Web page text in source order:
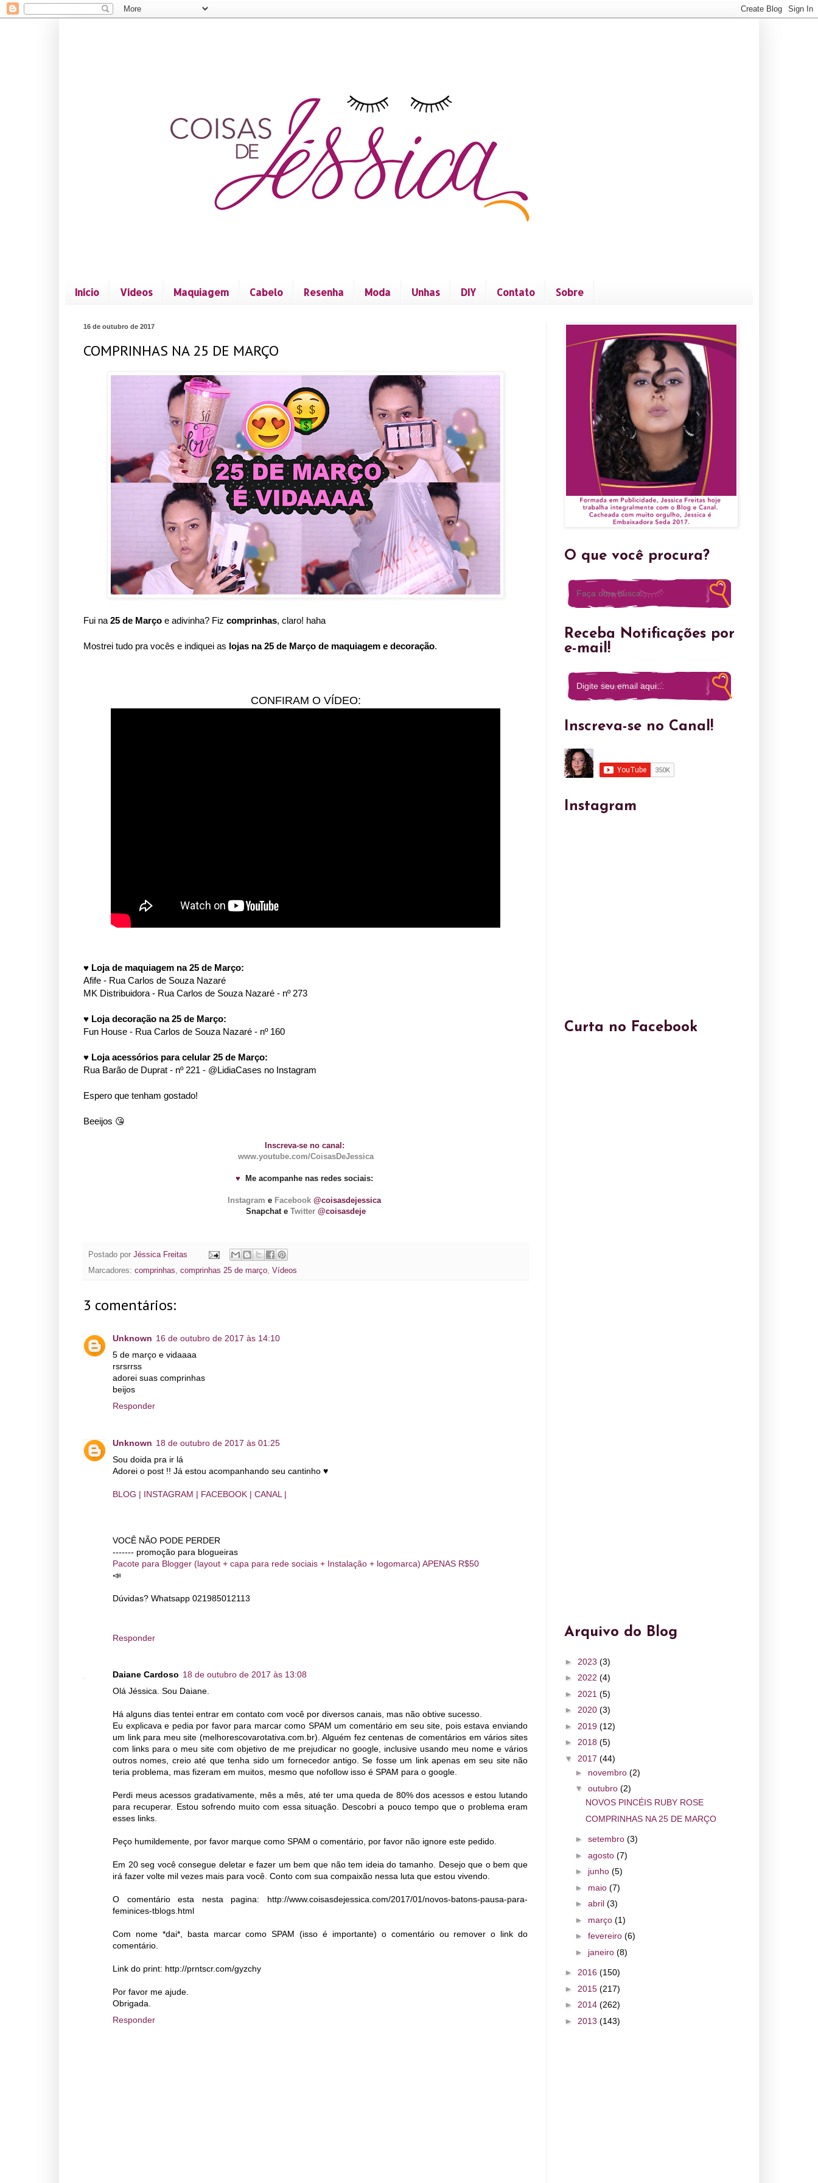
Início Vídeos Maquiagem Cabelo Resenha Moda Unhas DIY Contato Sobre
16 de outubro de 2017
COMPRINHAS NA 25 DE MARÇO
Fui na 25 de Março e adivinha? Fiz comprinhas, claro! haha
Mostrei tudo pra vocês e indiquei as lojas na 25 de Março de maquiagem e decoração.
CONFIRAM O VÍDEO:
♥ Loja de maquiagem na 25 de Março:
Afife - Rua Carlos de Souza Nazaré
MK Distribuidora - Rua Carlos de Souza Nazaré - nº 273
♥ Loja decoração na 25 de Março:
Fun House - Rua Carlos de Souza Nazaré - nº 160
♥ Loja acessórios para celular 25 de Março:
Rua Barão de Duprat - nº 221 - @LidiaCases no Instagram
Espero que tenham gostado!
Beeijos 😘
Inscreva-se no canal:
www.youtube.com/CoisasDeJessica
♥ Me acompanhe nas redes sociais:
Instagram e Facebook @coisasdejessica
Snapchat e Twitter @coisasdeje
Postado por Jéssica Freitas
Marcadores: comprinhas, comprinhas 25 de março, Vídeos
3 comentários:
Unknown 16 de outubro de 2017 às 14:10
5 de março e vidaaaa
rsrsrrss
adorei suas comprinhas
beijos
Responder
Unknown 18 de outubro de 2017 às 01:25
Sou doida pra ir lá
Adorei o post !! Já estou acompanhando seu cantinho ♥️
BLOG | INSTAGRAM | FACEBOOK | CANAL |
VOCÊ NÃO PODE PERDER
------- promoção para blogueiras
Pacote para Blogger (layout + capa para rede sociais + Instalação + logomarca) APENAS R$50
📣
Dúvidas? Whatsapp 021985012113
Responder
Daiane Cardoso 18 de outubro de 2017 às 13:08
Olá Jéssica. Sou Daiane.
Há alguns dias tentei entrar em contato com você por diversos canais, mas não obtive sucesso.
Eu explicava e pedia por favor para marcar como SPAM um comentário em seu site, pois estava enviando
um link para meu site (melhorescovarotativa.com.br). Alguém fez centenas de comentários em vários sites
com links para o meu site com objetivo de me prejudicar no google, inclusive usando meu nome e vários
outros nomes, creio até que tenha sido um fornecedor antigo. Se fosse um link apenas em seu site não
teria problema, mas fizeram em muitos, mesmo que nofollow isso é SPAM para o google.
Perdi meus acessos gradativamente, mês a mês, até ter uma queda de 80% dos acessos e estou lutando
para recuperar. Estou sofrendo muito com essa situação. Descobri a pouco tempo que o problema eram
esses links.
Peço humildemente, por favor marque como SPAM o comentário, por favor não ignore este pedido.
Em 20 seg você consegue deletar e fazer um bem que não tem ideia do tamanho. Desejo que o bem que
irá fazer volte mil vezes mais para você. Conto com sua compaixão nessa luta que estou vivendo.
O comentário esta nesta pagina: http://www.coisasdejessica.com/2017/01/novos-batons-pausa-para-
feminices-tblogs.html
Com nome *dai*, basta marcar como SPAM (isso é importante) o comentário ou remover o link do
comentário.
Link do print: http://prntscr.com/gyzchy
Por favor me ajude.
Obrigada.
Responder
O que você procura?
Receba Notificações por
e-mail!
Inscreva-se no Canal!
Instagram
Curta no Facebook
Arquivo do Blog
► 2023 (3)
► 2022 (4)
► 2021 (5)
► 2020 (3)
► 2019 (12)
► 2018 (5)
▼ 2017 (44)
► novembro (2)
▼ outubro (2)
NOVOS PINCÉIS RUBY ROSE
COMPRINHAS NA 25 DE MARÇO
► setembro (3)
► agosto (7)
► junho (5)
► maio (7)
► abril (3)
► março (1)
► fevereiro (6)
► janeiro (8)
► 2016 (150)
► 2015 (217)
► 2014 (262)
► 2013 (143)